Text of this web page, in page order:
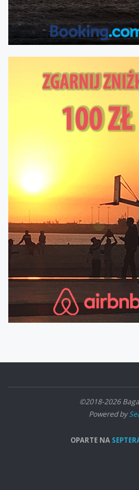
©2018-2026
Powered by
OPARTE NA